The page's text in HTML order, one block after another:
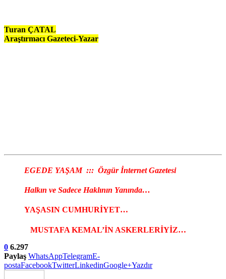
Turan ÇATAL
Araştırmacı Gazeteci-Yazar
EGEDE YAŞAM ::: Özgür İnternet Gazetesi
Halkın ve Sadece Haklının Yanında…
YAŞASIN CUMHURİYET…
MUSTAFA KEMAL’İN ASKERLERİYİZ…
0 6.297
Paylaş WhatsAppTelegramE-
postaFacebookTwitterLinkedinGoogle+Yazdır